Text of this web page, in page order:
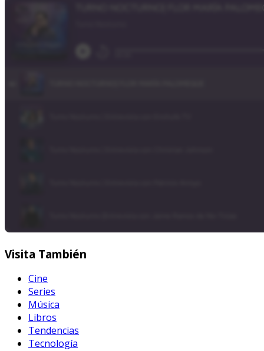
Visita También
Cine
Series
Música
Libros
Tendencias
Tecnología